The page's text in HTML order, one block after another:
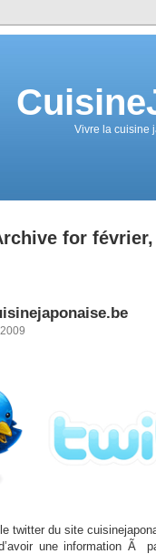
Vivre la cuisine
for février,
twitter du site
une information Ã